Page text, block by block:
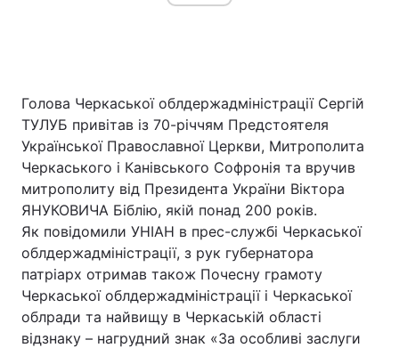
Голова Черкаської облдержадміністрації Сергій
ТУЛУБ привітав із 70-річчям Предстоятеля
Української Православної Церкви, Митрополита
Черкаського і Канівського Софронія та вручив
митрополиту від Президента України Віктора
ЯНУКОВИЧА Біблію, якій понад 200 років.
Як повідомили УНІАН в прес-службі Черкаської
облдержадміністрації, з рук губернатора
патріарх отримав також Почесну грамоту
Черкаської облдержадміністрації і Черкаської
облради та найвищу в Черкаській області
відзнаку – нагрудний знак «За особливі заслуги